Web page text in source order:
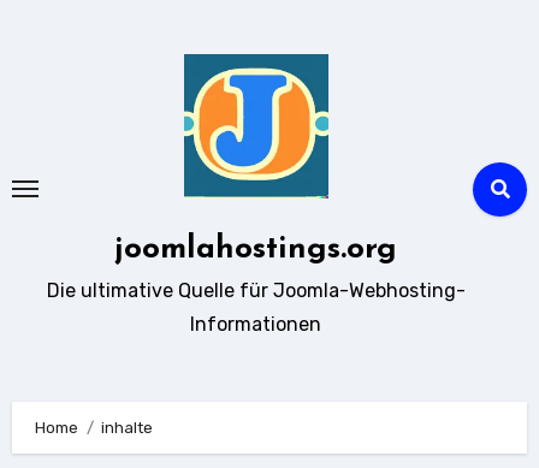
joomlahostings.org
Die ultimative Quelle für Joomla-Webhosting-
Informationen
Home inhalte